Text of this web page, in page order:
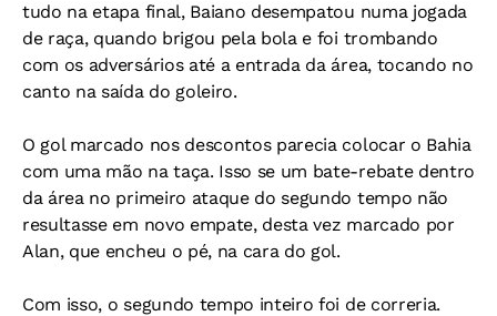
tudo na etapa final, Baiano desempatou numa jogada
de raça, quando brigou pela bola e foi trombando
com os adversários até a entrada da área, tocando no
canto na saída do goleiro.
O gol marcado nos descontos parecia colocar o Bahia
com uma mão na taça. Isso se um bate-rebate dentro
da área no primeiro ataque do segundo tempo não
resultasse em novo empate, desta vez marcado por
Alan, que encheu o pé, na cara do gol.
Com isso, o segundo tempo inteiro foi de correria.